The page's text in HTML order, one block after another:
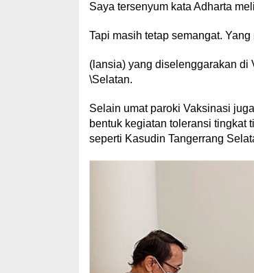
Saya tersenyum kata Adharta
Tapi masih tetap semangat.
(lansia) yang diselenggarakan di
\Selatan.
Selain umat paroki Vaksinasi
bentuk kegiatan toleransi tingkat
seperti Kasudin Tangerrang